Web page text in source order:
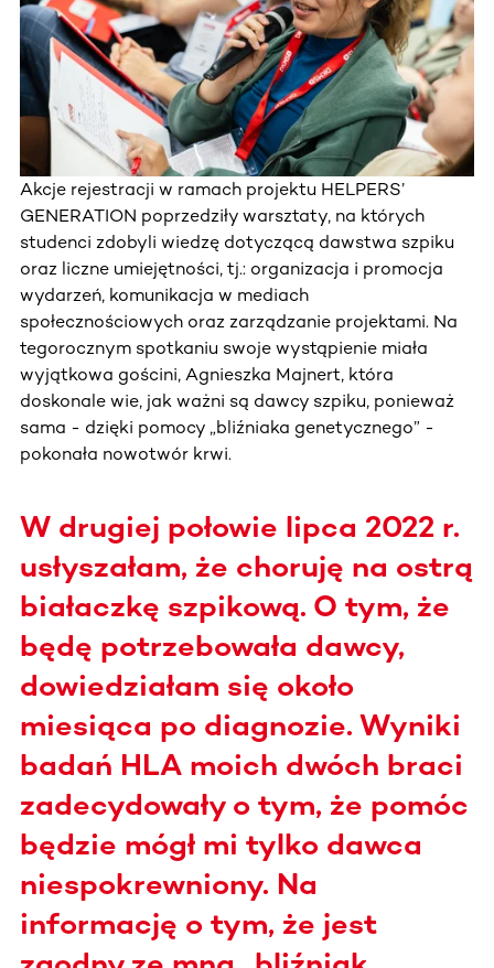
Akcje rejestracji w ramach projektu HELPERS’
GENERATION poprzedziły warsztaty, na których
studenci zdobyli wiedzę dotyczącą dawstwa szpiku
oraz liczne umiejętności, tj.: organizacja i promocja
wydarzeń, komunikacja w mediach
społecznościowych oraz zarządzanie projektami. Na
tegorocznym spotkaniu swoje wystąpienie miała
wyjątkowa gościni, Agnieszka Majnert, która
doskonale wie, jak ważni są dawcy szpiku, ponieważ
sama - dzięki pomocy „bliźniaka genetycznego” -
pokonała nowotwór krwi.
W drugiej połowie lipca 2022 r.
usłyszałam, że choruję na ostrą
białaczkę szpikową. O tym, że
będę potrzebowała dawcy,
dowiedziałam się około
miesiąca po diagnozie. Wyniki
badań HLA moich dwóch braci
zadecydowały o tym, że pomóc
będzie mógł mi tylko dawca
niespokrewniony. Na
informację o tym, że jest